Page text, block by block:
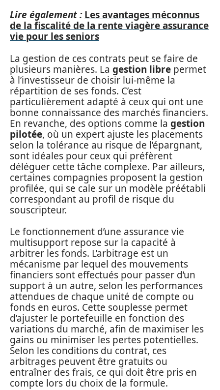
Lire également : Les avantages méconnus
de la fiscalité de la rente viagère assurance
vie pour les seniors
La gestion de ces contrats peut se faire de
plusieurs manières. La gestion libre permet
à l’investisseur de choisir lui-même la
répartition de ses fonds. C’est
particulièrement adapté à ceux qui ont une
bonne connaissance des marchés financiers.
En revanche, des options comme la gestion
pilotée, où un expert ajuste les placements
selon la tolérance au risque de l’épargnant,
sont idéales pour ceux qui préfèrent
déléguer cette tâche complexe. Par ailleurs,
certaines compagnies proposent la gestion
profilée, qui se cale sur un modèle préétabli
correspondant au profil de risque du
souscripteur.
Le fonctionnement d’une assurance vie
multisupport repose sur la capacité à
arbitrer les fonds. L’arbitrage est un
mécanisme par lequel des mouvements
financiers sont effectués pour passer d’un
support à un autre, selon les performances
attendues de chaque unité de compte ou
fonds en euros. Cette souplesse permet
d’ajuster le portefeuille en fonction des
variations du marché, afin de maximiser les
gains ou minimiser les pertes potentielles.
Selon les conditions du contrat, ces
arbitrages peuvent être gratuits ou
entraîner des frais, ce qui doit être pris en
compte lors du choix de la formule.